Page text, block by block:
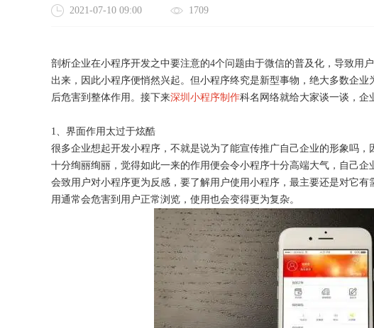
2021-07-10 09:00 1709
剖析企业在小程序开发之中要注意的4个问题由于微信的普及化，导致用
出来，因此小程序便悄然兴起。但小程序终究是新型事物，绝大多数企
后危害到整体作用。接下来深圳小程序制作科名网络就给大家谈一谈，企
1、界面作用太过于炫酷
很多企业想起开发小程序，不就是说为了能宣传推广自己企业的形象吗
十分绚丽绚丽，觉得如此一来的作用便会令小程序十分高端大气，自己
会致用户对小程序更为反感，要了解用户使用小程序，最主要还是对它
用通常会危害到用户正常浏览，使用也会变得更为复杂。
获得产品报价方案
1万个想法不如1次的方案落地
扫码添加[商务总监]沟通方案